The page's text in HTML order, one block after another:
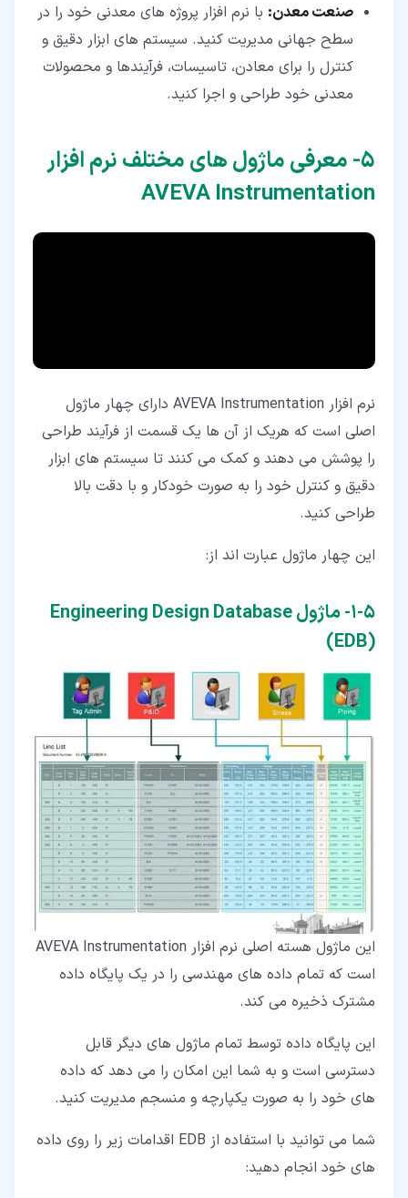
صنعت معدن: با نرم افزار پروژه های معدنی خود را در
سطح جهانی مدیریت کنید. سیستم های ابزار دقیق و
کنترل را برای معادن، تاسیسات، فرآیندها و محصولات
معدنی خود طراحی و اجرا کنید.
۵‏- معرفی ماژول های مختلف نرم افزار
AVEVA Instrumentation
نرم افزار AVEVA Instrumentation دارای چهار ماژول
اصلی است که هریک از آن ها یک قسمت از فرآیند طراحی
را پوشش می دهند و کمک می کنند تا سیستم های ابزار
دقیق و کنترل خود را به صورت خودکار و با دقت بالا
طراحی کنید.
این چهار ماژول عبارت اند از:
۵‏-‏۱‏- ماژول Engineering Design Database
(EDB)
این ماژول هسته اصلی نرم افزار AVEVA Instrumentation
است که تمام داده های مهندسی را در یک پایگاه داده
مشترک ذخیره می کند.
این پایگاه داده توسط تمام ماژول های دیگر قابل
دسترسی است و به شما این امکان را می دهد که داده
های خود را به صورت یکپارچه و منسجم مدیریت کنید.
شما می توانید با استفاده از EDB اقدامات زیر را روی داده
های خود انجام دهید: